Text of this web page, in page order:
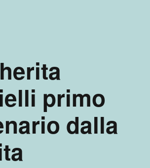
primo
dalla